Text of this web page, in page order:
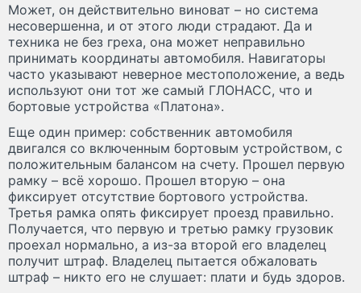
Может, он действительно виноват – но система
несовершенна, и от этого люди страдают. Да и
техника не без греха, она может неправильно
принимать координаты автомобиля. Навигаторы
часто указывают неверное местоположение, а ведь
используют они тот же самый ГЛОНАСС, что и
бортовые устройства «Платона».
Еще один пример: собственник автомобиля
двигался со включенным бортовым устройством, с
положительным балансом на счету. Прошел первую
рамку – всё хорошо. Прошел вторую – она
фиксирует отсутствие бортового устройства.
Третья рамка опять фиксирует проезд правильно.
Получается, что первую и третью рамку грузовик
проехал нормально, а из-за второй его владелец
получит штраф. Владелец пытается обжаловать
штраф – никто его не слушает: плати и будь здоров.